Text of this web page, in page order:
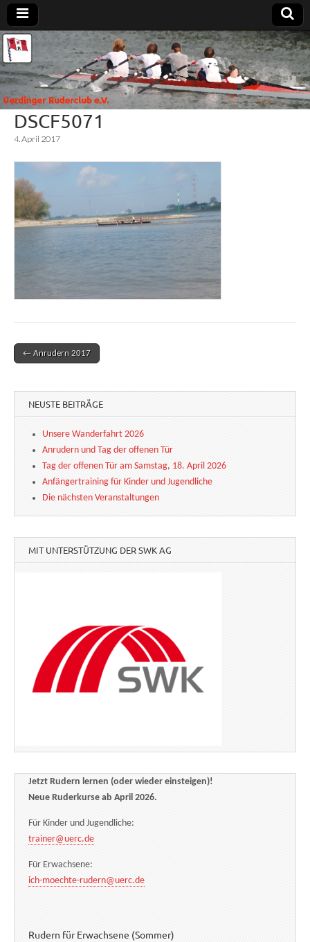
Uerdinger
Ruderclub
e.V.
Rudern in
Krefeld-
Uerdingen
DSCF5071
4. April 2017
Post navigation
← Anrudern 2017
NEUSTE BEITRÄGE
Unsere Wanderfahrt 2026
Anrudern und Tag der offenen Tür
Tag der offenen Tür am Samstag, 18. April 2026
Anfängertraining für Kinder und Jugendliche
Die nächsten Veranstaltungen
MIT UNTERSTÜTZUNG DER SWK AG
Jetzt Rudern lernen (oder wieder einsteigen)!
Neue Ruderkurse ab April 2026.
Für Kinder und Jugendliche:
trainer@uerc.de
Für Erwachsene:
ich-moechte-rudern@uerc.de
Rudern für Erwachsene (Sommer)